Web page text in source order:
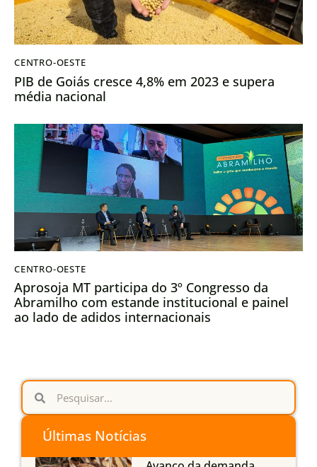
CENTRO-OESTE
PIB de Goiás cresce 4,8% em 2023 e supera
média nacional
CENTRO-OESTE
Aprosoja MT participa do 3º Congresso da
Abramilho com estande institucional e painel
ao lado de adidos internacionais
Últimas Notícias